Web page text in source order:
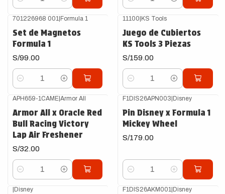
Cantidad Cantidad
701226968 001| Formula 1
Set de Magnetos
Formula 1
S/99.00
Cantidad
11100 KS Tools
Juego de Cubiertos
KS Tools 3 Piezas
S/159.00
Cantidad
APH659-1CAME| Armor All
Armor All x Oracle Red
Bull Racing Victory
Lap Air Freshener
S/32.00
Cantidad
F1DIS26APN003 Disney
Pin Disney x Formula 1
Mickey Wheel
S/179.00
Cantidad
Disney F1DIS26AKM001 Disney